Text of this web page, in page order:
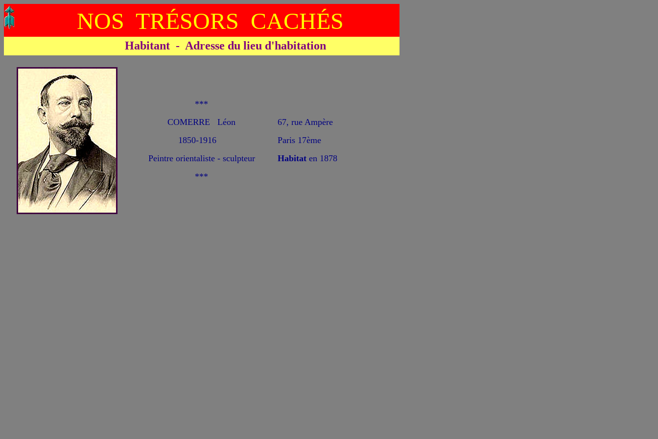
NOS TRÉSORS CACHÉS
Habitant - Adresse du lieu d'habitation
***
COMERRE Léon
1850-1916
Peintre orientaliste - sculpteur
***
67, rue Ampère
Paris 17ème
Habitat en 1878